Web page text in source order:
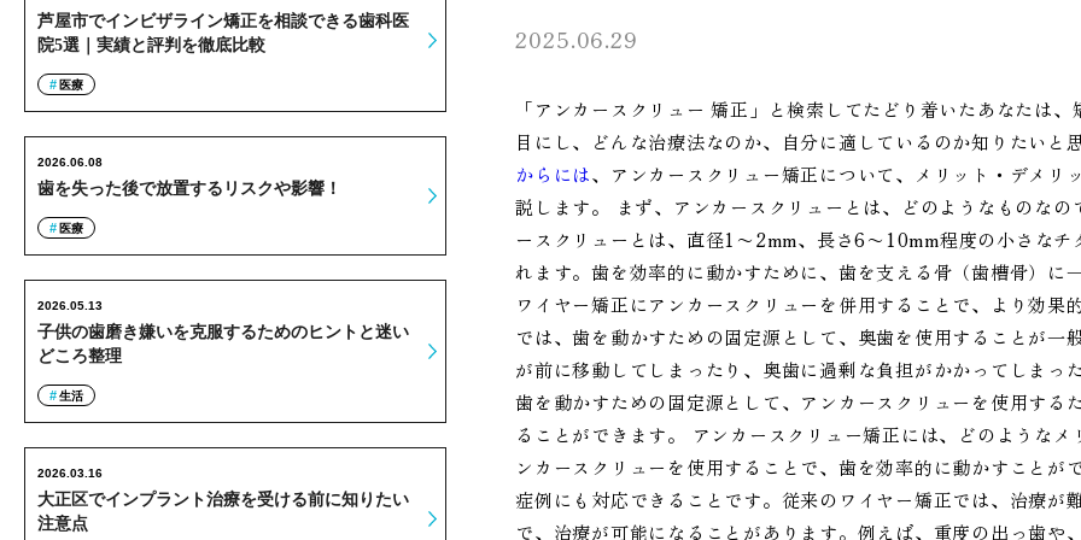
2025.06.29
「アンカースクリュー 矯正」と検索してたどり着いたあなたは
目にし、どんな治療法なのか、自分に適しているのか知りたいと
からには、アンカースクリュー矯正について、メリット・デメ
説します。 まず、アンカースクリューとは、どのようなものな
ースクリューとは、直径1〜2mm、長さ6〜10mm程度の小さな
れます。歯を効率的に動かすために、歯を支える骨（歯槽骨）
ワイヤー矯正にアンカースクリューを併用することで、より効
では、歯を動かすための固定源として、奥歯を使用することが
が前に移動してしまったり、奥歯に過剰な負担がかかってしま
歯を動かすための固定源として、アンカースクリューを使用す
ることができます。 アンカースクリュー矯正には、どのような
ンカースクリューを使用することで、歯を効率的に動かすこと
症例にも対応できることです。従来のワイヤー矯正では、治療
で、治療が可能になることがあります。例えば、重度の出っ歯
芦屋市でインビザライン矯正を相談できる歯科医
院5選｜実績と評判を徹底比較
医療
歯を失った後で放置するリスクや影響！
2026.06.08
医療
子供の歯磨き嫌いを克服するためのヒントと迷い
どころ整理
2026.05.13
生活
大正区でインプラント治療を受ける前に知りたい
注意点
2026.03.16